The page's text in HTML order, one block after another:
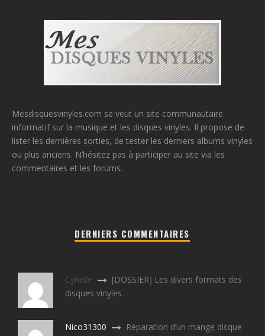
Mesdisquesvinyles.com se veut un site communautaire
informatif sur la musique et les disques vinyles. Il propose de
lister les dernières sorties, de tester les derniers albums vinyles
ou plus anciens. N’hésitez pas à participer au site via les
commentaires et les forums.
DERNIERS COMMENTAIRES
Cyrielle
[DOSSIER] Les divers formats des
disques vinyles
Nico31300
Réparation d’un mange disque